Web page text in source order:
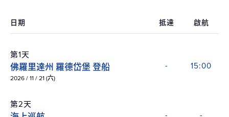
日期 抵達 啟航
第1天
佛羅里達州 羅德岱堡 登船
2026 / 11 / 21 (六)
- 15:00
第2天